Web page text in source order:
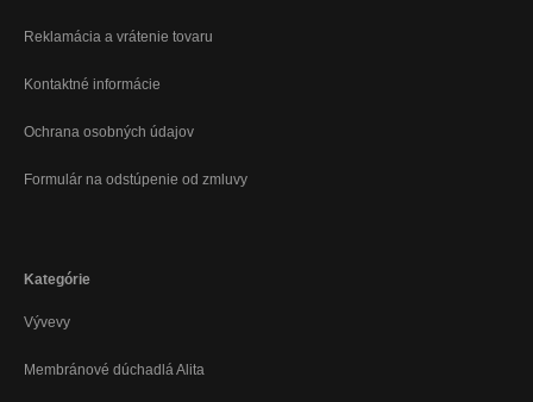
Reklamácia a vrátenie tovaru
Kontaktné informácie
Ochrana osobných údajov
Formulár na odstúpenie od zmluvy
Kategórie
Vývevy
Membránové dúchadlá Alita